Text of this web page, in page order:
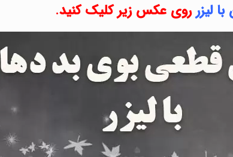
لیزرروی عکس زیر کلیک کنید.